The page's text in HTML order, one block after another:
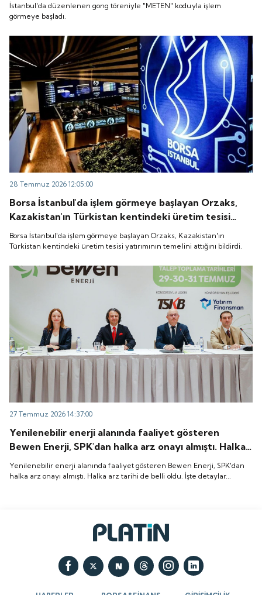
İstanbul'da düzenlenen gong töreniyle "METEN" koduyla işlem
görmeye başladı.
28 Temmuz 2026 12:05:00
Borsa İstanbul'da işlem görmeye başlayan Orzaks,
Kazakistan'ın Türkistan kentindeki üretim tesisi
yatırımının temelini attığını bildirdi.
Borsa İstanbul'da işlem görmeye başlayan Orzaks, Kazakistan'ın
Türkistan kentindeki üretim tesisi yatırımının temelini attığını bildirdi.
27 Temmuz 2026 14:37:00
Yenilenebilir enerji alanında faaliyet gösteren
Bewen Enerji, SPK'dan halka arz onayı almıştı. Halka
arz tarihi de belli oldu. İşte detaylar...
Yenilenebilir enerji alanında faaliyet gösteren Bewen Enerji, SPK'dan
halka arz onayı almıştı. Halka arz tarihi de belli oldu. İşte detaylar...